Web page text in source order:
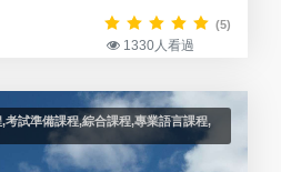
(5)
1330人看過
試準備課程,綜合課程,專業語言課程,